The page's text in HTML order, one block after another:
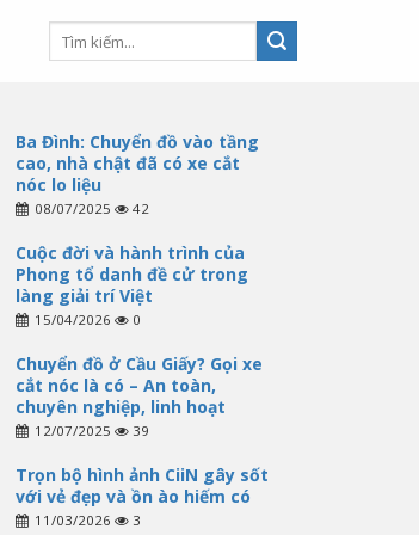
Ba Đình: Chuyển đồ vào tầng
cao, nhà chật đã có xe cắt
nóc lo liệu
08/07/2025 42
Cuộc đời và hành trình của
Phong tổ danh đề cử trong
làng giải trí Việt
15/04/2026 0
Chuyển đồ ở Cầu Giấy? Gọi xe
cắt nóc là có – An toàn,
chuyên nghiệp, linh hoạt
12/07/2025 39
Trọn bộ hình ảnh CiiN gây sốt
với vẻ đẹp và ồn ào hiếm có
11/03/2026 3